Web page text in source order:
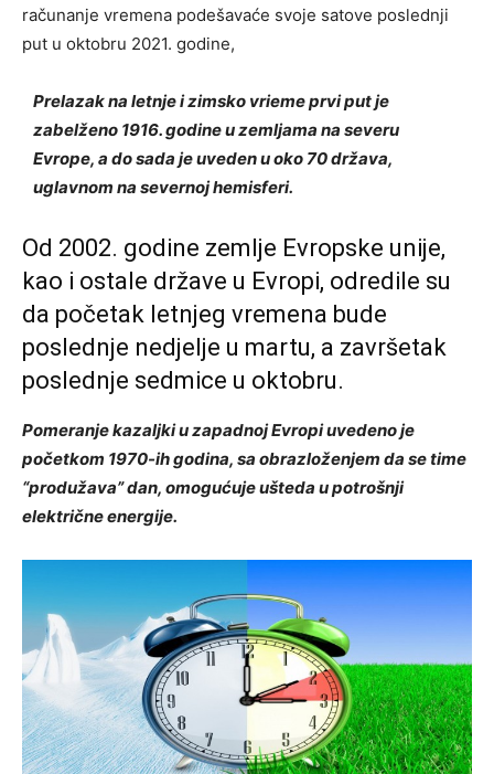
računanje vremena podešavaće svoje satove poslednji
put u oktobru 2021. godine,
Prelazak na letnje i zimsko vrieme prvi put je
zabelženo 1916. godine u zemljama na severu
Evrope, a do sada je uveden u oko 70 država,
uglavnom na severnoj hemisferi.
Od 2002. godine zemlje Evropske unije,
kao i ostale države u Evropi, odredile su
da početak letnjeg vremena bude
poslednje nedjelje u martu, a završetak
poslednje sedmice u oktobru.
Pomeranje kazaljki u zapadnoj Evropi uvedeno je
početkom 1970-ih godina, sa obrazloženjem da se time
“produžava” dan, omogućuje ušteda u potrošnji
električne energije.